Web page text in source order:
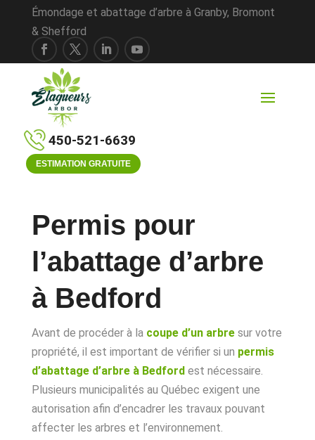
Émondage et abattage d’arbre à Granby, Bromont
& Shefford
450-521-6639
ESTIMATION GRATUITE
Permis pour
l’abattage d’arbre
à Bedford
Avant de procéder à la coupe d’un arbresur votre
propriété, il est important de vérifier si un permis
d’abattage d’arbre à Bedfordest nécessaire.
Plusieurs municipalités au Québec exigent une
autorisation afin d’encadrer les travaux pouvant
affecter les arbres et l’environnement.